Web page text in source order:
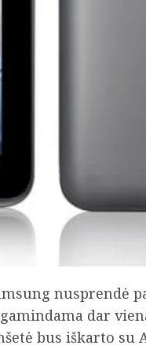
nusprendė
dar
bus iškarto su